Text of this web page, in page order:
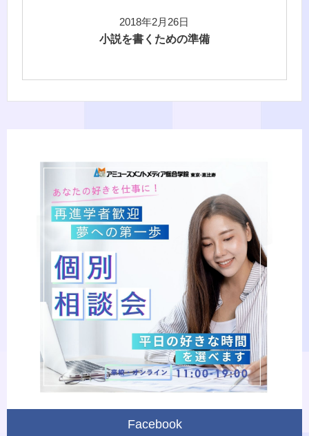
2018年2月26日
小説を書くための準備
Facebook